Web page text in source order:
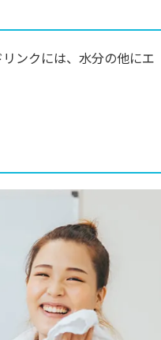
ンクには、水分の他にエ